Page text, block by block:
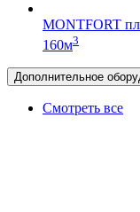
MONTFORT
160м3
Дополнительное
Смотреть все